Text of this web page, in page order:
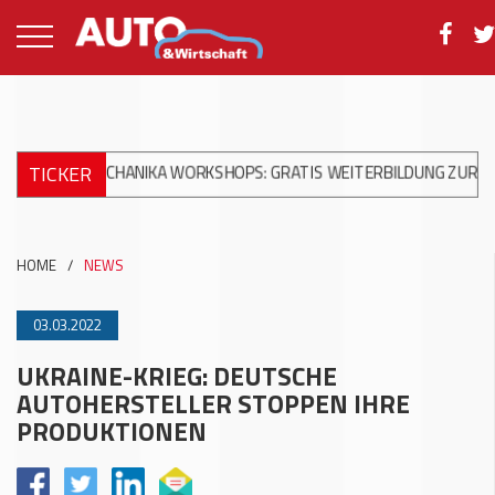
TICKERWORKSHOPS: GRATIS WEITERBILDUNG ZUR MODERNEN
HOME / NEWS
03.03.2022
UKRAINE-KRIEG: DEUTSCHE
AUTOHERSTELLER STOPPEN IHRE
PRODUKTIONEN